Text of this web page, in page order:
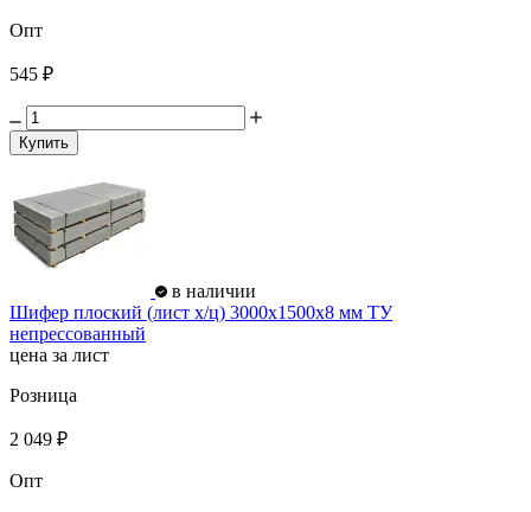
Опт
545 ₽
Купить
в наличии
Шифер плоский (лист х/ц) 3000х1500х8 мм ТУ
непрессованный
цена за лист
Розница
2 049 ₽
Опт